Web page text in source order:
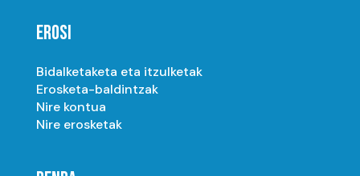
EROSI
Bidalketaketa eta itzulketak
Erosketa-baldintzak
Nire kontua
Nire erosketak